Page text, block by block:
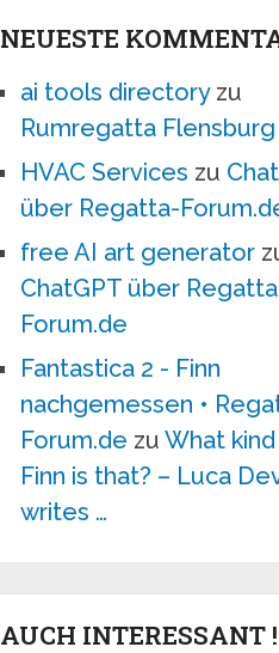
NEUESTE
ai tools directoryzu
Rumregatta Flensburg
HVAC Services zu
über Regatta-
free AI art generator
ChatGPT über
Forum.de
Fantastica 2 - Finn
nachgemessen •
Forum.de zuWhat
Finn is that? – Luca
writes …
AUCH INTERESSANT !